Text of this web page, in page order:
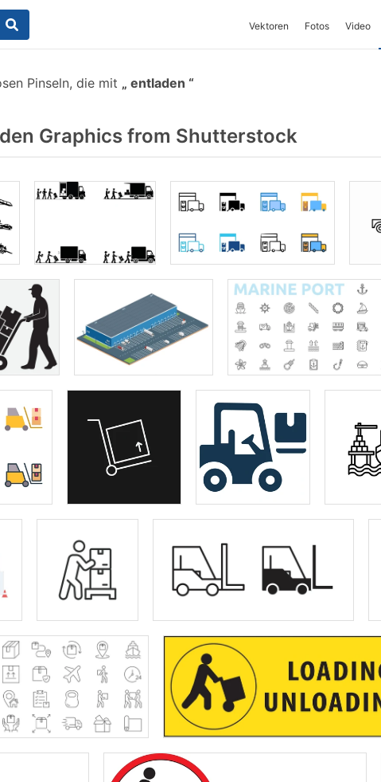
Vektoren Fotos Video
Pinseln, die mit entladen
Graphics from Shutterstock